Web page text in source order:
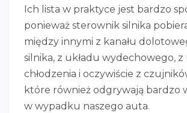
Ich lista w praktyce jest bardzo
ponieważ sterownik silnika
między innymi z kanału
silnika, z układu wydechowego, z
chłodzenia i oczywiście z
które również odgrywają bardzo
w wypadku naszego auta.